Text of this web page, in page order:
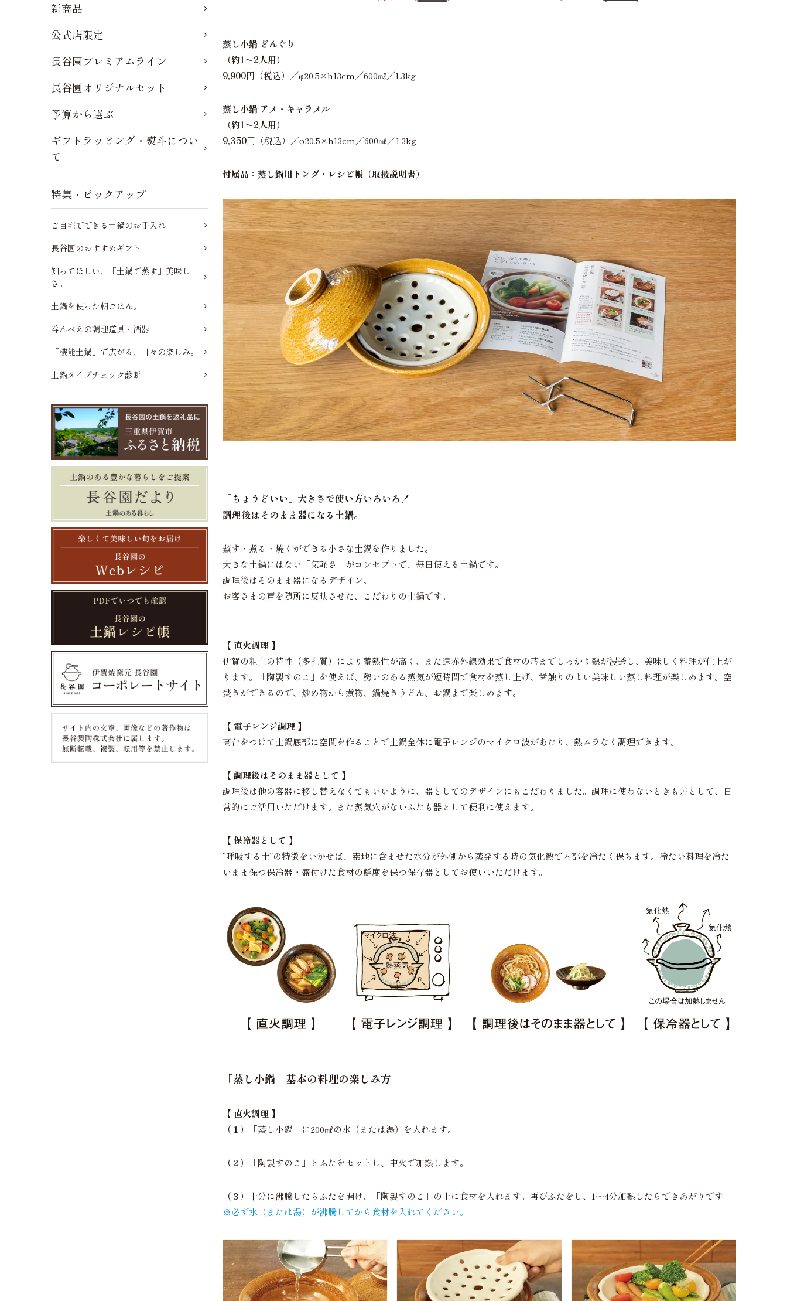
蒸し小鍋 どんぐり
（約1～2人用）
9,900円（税込）／φ20.5×h13cm／600㎖／1.3kg
蒸し小鍋 アメ・キャラメル
（約1～2人用）
9,350円（税込）／φ20.5×h13cm／600㎖／1.3kg
付属品：蒸し鍋用トング・レシピ帳（取扱説明書）
「ちょうどいい」大きさで使い方いろいろ！
調理後はそのまま器になる土鍋。
蒸す・煮る・焼くができる小さな土鍋を作りました。
大きな土鍋にはない「気軽さ」がコンセプトで、毎日使える土鍋です。
調理後はそのまま器になるデザイン。
お客さまの声を随所に反映させた、こだわりの土鍋です。
【 直火調理 】
伊賀の粗土の特性（多孔質）により蓄熱性が高く、また遠赤外線効果で食材の芯までしっかり熱が浸透し、美味しく料理が仕上が
ります。「陶製すのこ」を使えば、勢いのある蒸気が短時間で食材を蒸し上げ、歯触りのよい美味しい蒸し料理が楽しめます。空
焚きができるので、炒め物から煮物、鍋焼きうどん、お鍋まで楽しめます。
【 電子レンジ調理 】
高台をつけて土鍋底部に空間を作ることで土鍋全体に電子レンジのマイクロ波があたり、熱ムラなく調理できます。
【 調理後はそのまま器として 】
調理後は他の容器に移し替えなくてもいいように、器としてのデザインにもこだわりました。調理に使わないときも丼として、日
常的にご活用いただけます。また蒸気穴がないふたも器として便利に使えます。
【 保冷器として 】
“呼吸する土”の特徴をいかせば、素地に含ませた水分が外側から蒸発する時の気化熱で内部を冷たく保ちます。冷たい料理を冷た
いまま保つ保冷器・盛付けた食材の鮮度を保つ保存器としてお使いいただけます。
「蒸し小鍋」基本の料理の楽しみ方
【 直火調理 】
（１）
「蒸し小鍋」に200㎖の水（または湯）を入れます。
（２） 「陶製すのこ」とふたをセットし、中火で加熱します。
（３） 十分に沸騰したらふたを開け、「陶製すのこ」の上に食材を入れます。再びふたをし、1〜4分加熱したらできあがりです。
※必ず水（または湯）が沸騰してから食材を入れてください。
新商品
公式店限定
長谷園プレミアムライン
長谷園オリジナルセット
予算から選ぶ
ギフトラッピング・熨斗につい
て
特集・ピックアップ
ご自宅でできる土鍋のお手入れ
長谷園のおすすめギフト
知ってほしい、「土鍋で蒸す」美味し
さ。
土鍋を使った朝ごはん。
呑んべえの調理道具・酒器
「機能土鍋」で広がる、日々の楽しみ。
土鍋タイプチェック診断